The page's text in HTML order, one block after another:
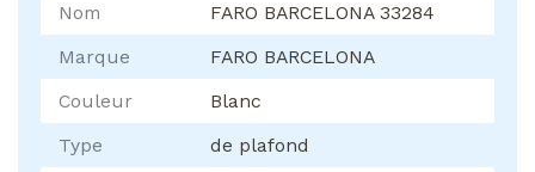
Nom
FARO BARCELONA 33284
Marque
FARO BARCELONA
Couleur
Blanc
Type
de plafond